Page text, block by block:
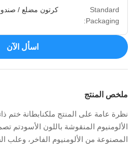
Standard
Packaging:
كرتون مضلع /
اسأل الآن
ملخص المنتج
نظرة عامة على المنتج ملكنابطانة ختم
الألومنيوم المنقوشة باللون الأسودتم
المصنوعة من الألومنيوم الفاخر، وعلب